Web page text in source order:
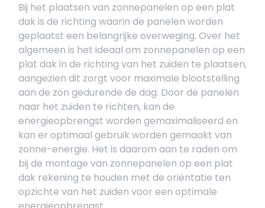
Bij het plaatsen van zonnepanelen op een plat
dak is de richting waarin de panelen worden
geplaatst een belangrijke overweging. Over het
algemeen is het ideaal om zonnepanelen op een
plat dak in de richting van het zuiden te plaatsen,
aangezien dit zorgt voor maximale blootstelling
aan de zon gedurende de dag. Door de panelen
naar het zuiden te richten, kan de
energieopbrengst worden gemaximaliseerd en
kan er optimaal gebruik worden gemaakt van
zonne-energie. Het is daarom aan te raden om
bij de montage van zonnepanelen op een plat
dak rekening te houden met de oriëntatie ten
opzichte van het zuiden voor een optimale